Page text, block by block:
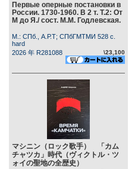
Первые оперные постановки в
России. 1730-1960. В 2 т. Т.2: От
М до Я./ сост. М.М. Годлевская.
М.: СПб., А.Р.Т; СПбГМТМИ 528 c.
hard
2026 年 R281088
\23,100
マシニン（ロック歌手） 「カム
チャツカ」時代（ヴィクトル・ツ
ォイの聖地の全歴史）